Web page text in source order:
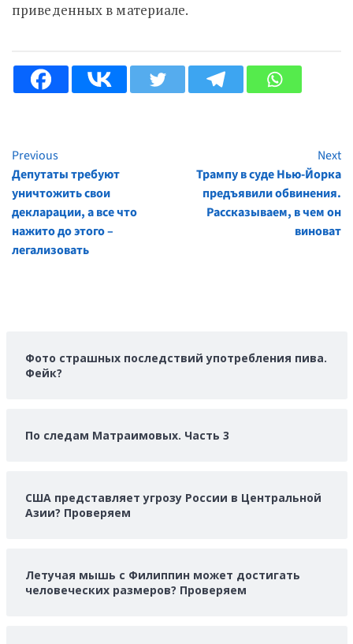
приведенных в материале.
Continue
Reading
Previous
Депутаты требуют
уничтожить свои
декларации, а все что
нажито до этого –
легализовать
Next
Трампу в суде Нью-Йорка
предъявили обвинения.
Рассказываем, в чем он
виноват
Фото страшных последствий употребления пива.
Фейк?
По следам Матраимовых. Часть 3
США представляет угрозу России в Центральной
Азии? Проверяем
Летучая мышь с Филиппин может достигать
человеческих размеров? Проверяем